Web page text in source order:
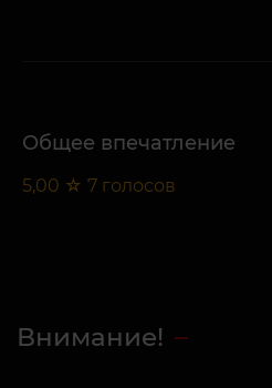
Общее впечатление
5,00 ☆ 7 голосов
Внимание!